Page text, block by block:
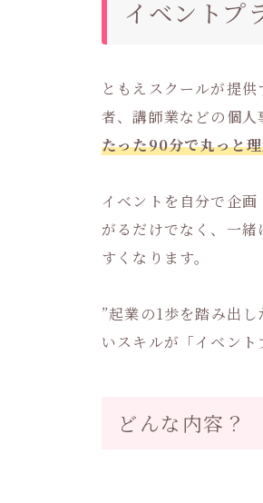
イベントプ
ともえスクールが提
者、講師業などの個
たった90分で丸っと
イベントを自分で企
がるだけでなく、一
すくなります。
”起業の1歩を踏み出
いスキルが「イベント
どんな内容？